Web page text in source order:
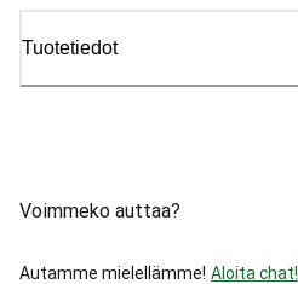
Tuotetiedot
Voimmeko auttaa?
Autamme mielellämme! Aloita chat!